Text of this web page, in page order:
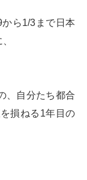
ら1/3まで日本
、自分たち都合
損ねる1年目の